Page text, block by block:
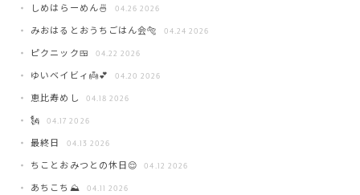
しめはらーめん🍜 04.26 2026
みおはるとおうちごはん会🐅 04.24 2026
ピクニック🍱 04.22 2026
ゆいベイビィ👼💕 04.20 2026
恵比寿めし 04.18 2026
🗽 04.17 2026
最終日 04.13 2026
ちことおみつとの休日😌 04.12 2026
あちこち⛰️ 04.11 2026